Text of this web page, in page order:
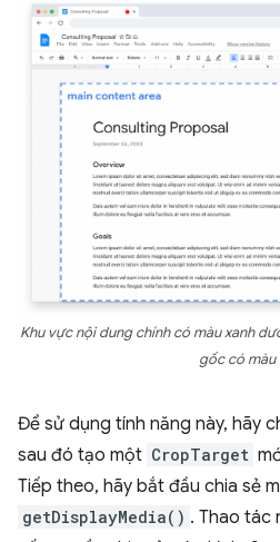
Khu vực nội dung chính có màu xanh
gốc có màu
Để sử dụng tính năng này, hãy
sau đó tạo một CropTarget
Tiếp theo, hãy bắt đầu chia sẻ
getDisplayMedia() . Thao tác